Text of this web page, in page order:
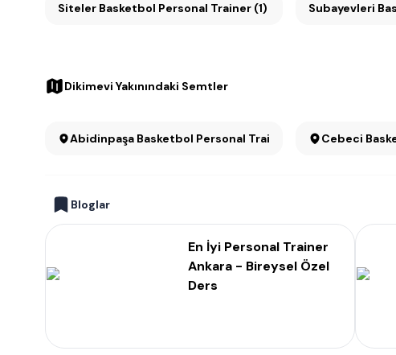
Siteler Basketbol Personal Trainer (1) Subayevleri
Dikimevi Yakınındaki Semtler
Abidinpaşa Basketbol Personal Trainer
Bloglar
En İyi Personal Trainer
Ankara - Bireysel Özel
Ders